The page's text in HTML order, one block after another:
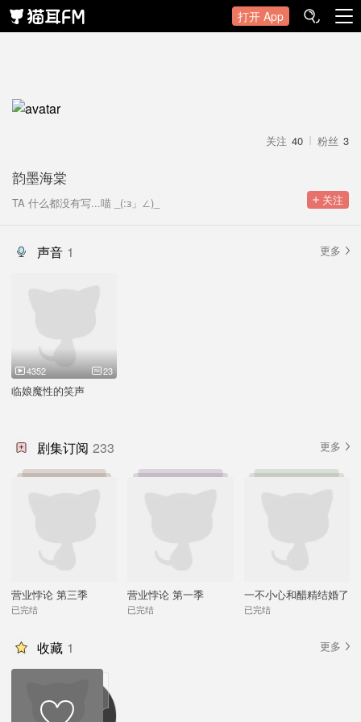
打开 App
粉丝 3
关注 40
韵墨海棠
TA 什么都没有写...喵 _(:з」∠)_ 关注
声音 1 更多
临娘魔性的笑声
4352 23
剧集订阅 233 更多
营业悖论 第三季
已完结
营业悖论 第一季
已完结
一不小心和醋精结婚了
已完结
收藏 1 更多